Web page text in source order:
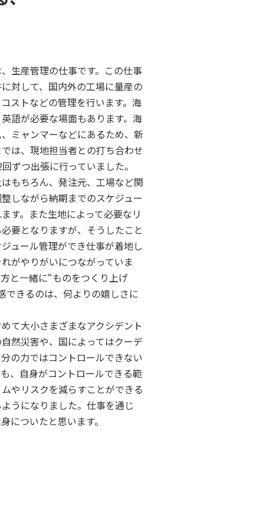
生産管理の仕事です。この仕事
対して、国内外の工場に量産の
ストなどの管理を行います。海
語が必要な場面もあります。海
ミャンマーなどにあるため、新
は、現地担当者との打ち合わせ
ずつ出張に行っていました。
もちろん、発注元、工場など関
しながら納期までのスケジュー
す。また生地によって必要なリ
要となりますが、そうしたこと
ュール管理ができ仕事が着地し
がやりがいにつながっていま
と一緒に“ものをつくり上げ
できるのは、何よりの嬉しさに
て大小さまざまなアクシデント
然災害や、国によってはクーデ
の力ではコントロールできない
、自身がコントロールできる範
やリスクを減らすことができる
うになりました。仕事を通じ
についたと思います。